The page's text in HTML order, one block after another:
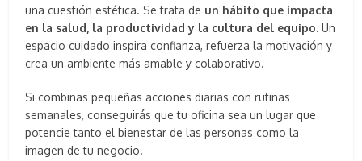
una cuestión estética. Se trata de un hábito que impacta
en la salud, la productividad y la cultura del equipo. Un
espacio cuidado inspira confianza, refuerza la motivación y
crea un ambiente más amable y colaborativo.
Si combinas pequeñas acciones diarias con rutinas
semanales, conseguirás que tu oficina sea un lugar que
potencie tanto el bienestar de las personas como la
imagen de tu negocio.